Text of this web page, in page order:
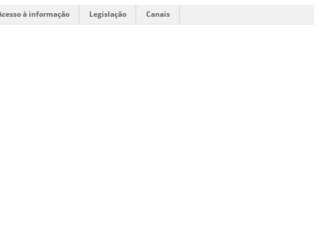
à informação Legislação
Canais